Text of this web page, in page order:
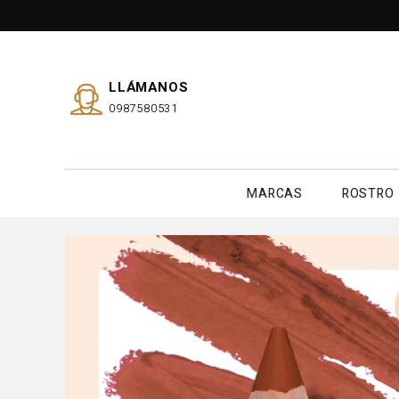
LLÁMANOS
0987580531
MARCAS ROSTRO